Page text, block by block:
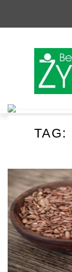
TAG: